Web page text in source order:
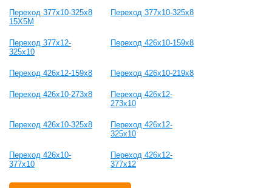
Переход 377х10-325х8
15Х5М
Переход 377х10-325х8
Переход 377х12-
325х10
Переход 426х10-159х8
Переход 426х12-159х8 Переход 426х10-219х8
Переход 426х10-273х8
Переход 426х12-
273х10
Переход 426х10-325х8
Переход 426х12-
325х10
Переход 426х10-
377х10
Переход 426х12-
377х12